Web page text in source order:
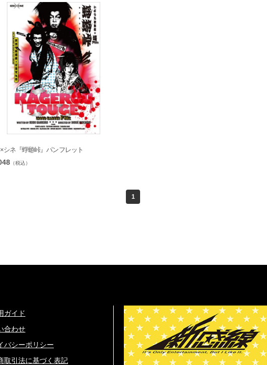
シネ『蜉蝣峠』パンフレット
（税込）
1
ガイド
合わせ
バシーポリシー
取引法に基づく表記